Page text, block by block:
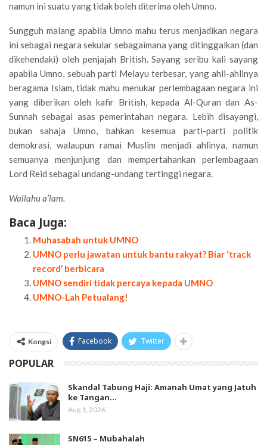
namun ini suatu yang tidak boleh diterima oleh Umno.
Sungguh malang apabila Umno mahu terus menjadikan negara
ini sebagai negara sekular sebagaimana yang ditinggalkan (dan
dikehendaki) oleh penjajah British. Sayang seribu kali sayang
apabila Umno, sebuah parti Melayu terbesar, yang ahli-ahlinya
beragama Islam, tidak mahu menukar perlembagaan negara ini
yang diberikan oleh kafir British, kepada Al-Quran dan As-
Sunnah sebagai asas pemerintahan negara. Lebih disayangi,
bukan sahaja Umno, bahkan kesemua parti-parti politik
demokrasi, walaupun ramai Muslim menjadi ahlinya, namun
semuanya menjunjung dan mempertahankan perlembagaan
Lord Reid sebagai undang-undang tertinggi negara.
Wallahu a’lam.
Baca Juga:
Muhasabah untuk UMNO
UMNO perlu jawatan untuk bantu rakyat? Biar ‘track
record’ berbicara
UMNO sendiri tidak percaya kepada UMNO
UMNO-Lah Petualang!
Kongsi Facebook Twitter
POPULAR
Skandal Tabung Haji: Amanah Umat yang Jatuh
ke Tangan…
Aug 1, 2026
SN615 – Mubahalah